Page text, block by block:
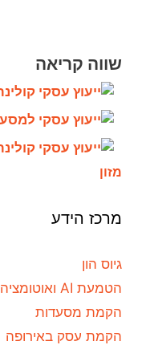
שווה קריאה
מזון
מרכז הידע
גיוס הון
הטמעת AI ואוטומציה
הקמת מסעדות
הקמת עסק באירופה